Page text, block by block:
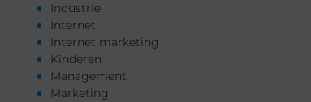
Industrie
Internet
Internet marketing
Kinderen
Management
Marketing